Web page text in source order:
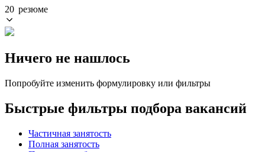
20 резюме
Ничего не нашлось
Попробуйте изменить формулировку или фильтры
Быстрые фильтры подбора вакансий
Частичная занятость
Полная занятость